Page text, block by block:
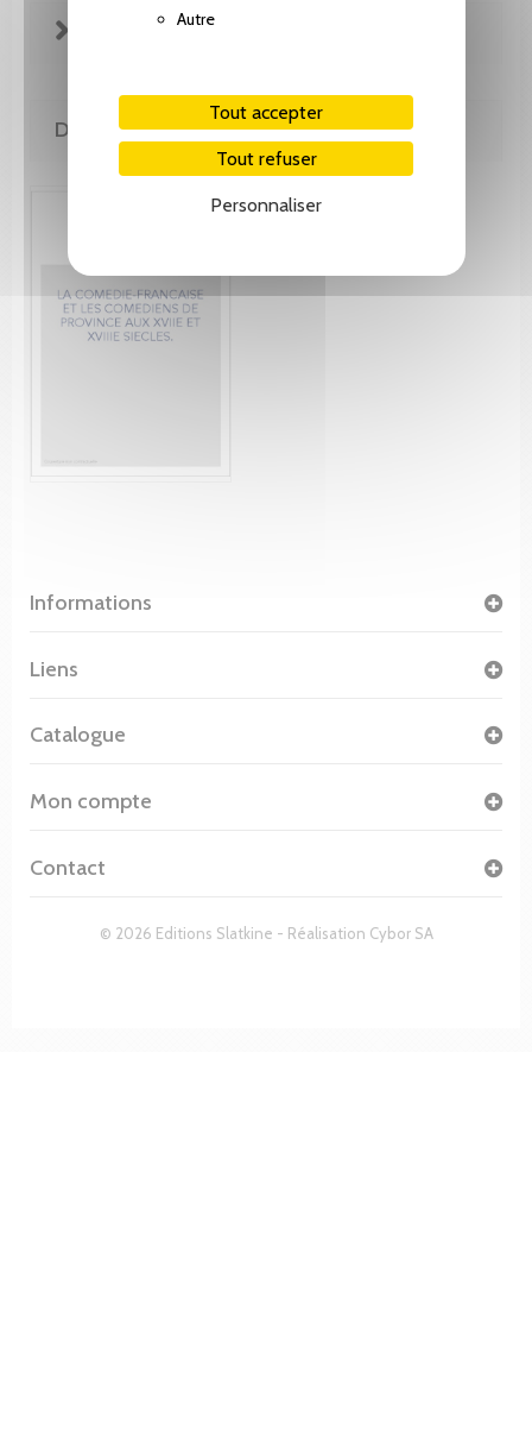
Autre
Tout accepter
Tout refuser
Personnaliser
FICHE TECHNIQUE
DE MÊME AUTEUR(E)
Informations
© 2026 Editions Slatkine - Réalisation Cybor SA
Liens
Catalogue
Mon compte
Contact